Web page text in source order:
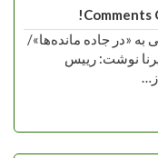
به «در جاده ‌مانده‌ها»/
نوشت: رییس